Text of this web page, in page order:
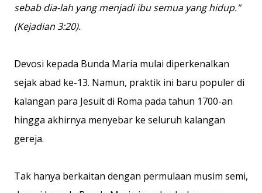
sebab dia-lah yang menjadi ibu semua yang hidup."
(Kejadian 3:20).
Devosi kepada Bunda Maria mulai diperkenalkan
sejak abad ke-13. Namun, praktik ini baru populer di
kalangan para Jesuit di Roma pada tahun 1700-an
hingga akhirnya menyebar ke seluruh kalangan
gereja.
Tak hanya berkaitan dengan permulaan musim semi,